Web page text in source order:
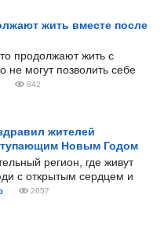
жить вместе после
продолжают жить с
не могут позволить себе
842
жителей
Новым Годом
регион, где живут
с открытым сердцем и
2657